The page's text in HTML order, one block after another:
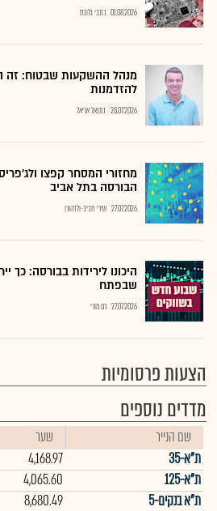
01.08.2026 כתבי גלובס
מנהל ההשקעות שבטוח: זה
להזדמנות
28.07.2026 נתנאל אריאל
מחזורי המסחר קפצו
הבורסה בתל אביב
27.07.2026 שירי חביב-ולדהורן
היכונו לירידות בבורסה: כך
שבפתח
27.07.2026 רם מורי
הצעות פרסומיות
מדדים נוספים
שם הנייר שער
ת"א-35
4,168.97
ת"א-125
4,065.60
ת"א בנקים-5
8,680.49